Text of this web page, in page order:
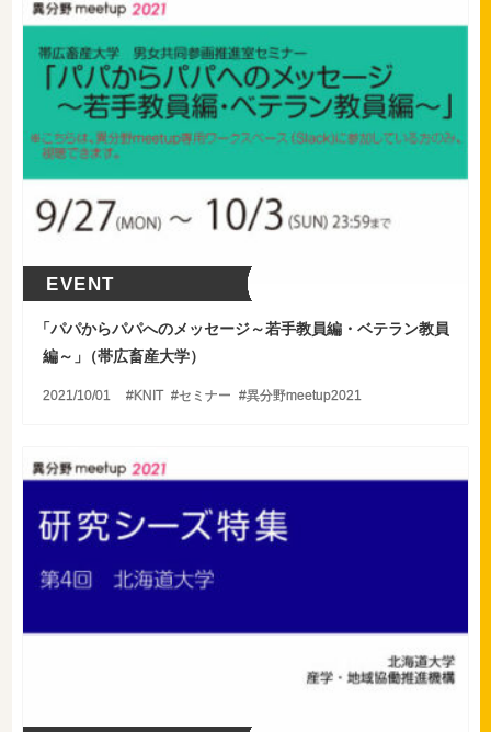
EVENT
「パパからパパへのメッセージ～若手教員編・ベテラン教員
編～ 」 （帯広畜産大学）
2021/10/01 KNIT セミナー 異分野meetup2021